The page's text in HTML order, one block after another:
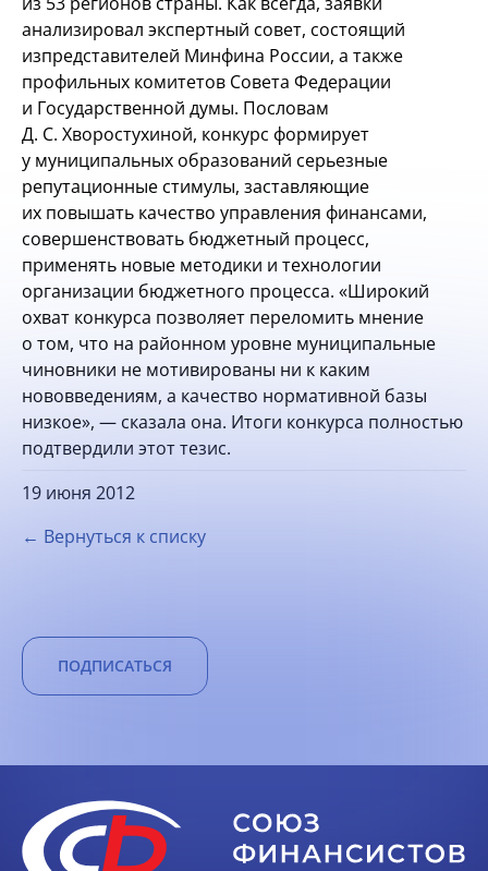
анализировал экспертный совет, состоящий
изпредставителей Минфина России, а также
профильных комитетов Совета Федерации
и Государственной думы. Пословам
Д. С. Хворостухиной, конкурс формирует
у муниципальных образований серьезные
репутационные стимулы, заставляющие
их повышать качество управления финансами,
совершенствовать бюджетный процесс,
применять новые методики и технологии
организации бюджетного процесса. «Широкий
охват конкурса позволяет переломить мнение
о том, что на районном уровне муниципальные
чиновники не мотивированы ни к каким
нововведениям, а качество нормативной базы
низкое», — сказала она. Итоги конкурса полностью
подтвердили этот тезис.
19 июня 2012
← Вернуться к списку
ПОДПИСАТЬСЯ